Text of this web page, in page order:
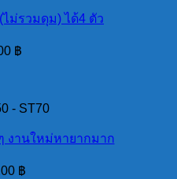
ม่รวมดุม) ได้4 ตัว
฿
- ST70
งานใหม่หายากมาก
฿